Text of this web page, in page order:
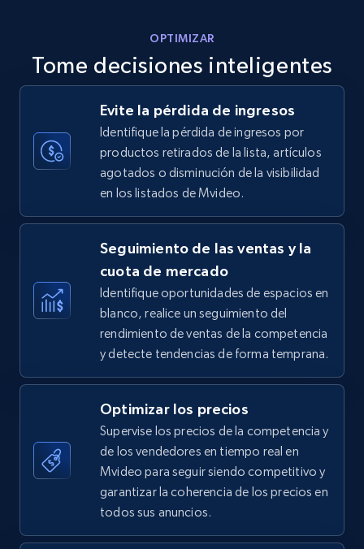
using sku numbers
URL, Final price, Sku, Currency, Gtin,
Specifications, Image urls, Top reviews, and
5.6K+ 875+ Comenzar ahora
TikTok Shop
URL, Title, Available, Description, Currency, Initial
price, Final price, Discount percent, and more.
5.4K+ 668+ Comenzar ahora
TikTok Shop - category
URL, Title, Available, Description, Currency, Initial
price, Final price, Discount percent, and more.
OPTIMIZAR
Tome decisiones inteligentes
Evite la pérdida de ingresos
Identifique la pérdida de ingresos por
productos retirados de la lista, artículos
agotados o disminución de la visibilidad
en los listados de Mvideo.
Seguimiento de las ventas y la
cuota de mercado
Identifique oportunidades de espacios en
blanco, realice un seguimiento del
rendimiento de ventas de la competencia
y detecte tendencias de forma temprana.
Optimizar los precios
Supervise los precios de la competencia y
de los vendedores en tiempo real en
Mvideo para seguir siendo competitivo y
garantizar la coherencia de los precios en
todos sus anuncios.